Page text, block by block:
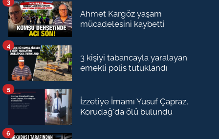
Ahmet Kargöz yaşam
mücadelesini kaybetti
3 kişiyi tabancayla yaralayan
emekli polis tutuklandı
4
İzzetiye İmamı Yusuf Çapraz,
Korudağ'da ölü bulundu
5
6